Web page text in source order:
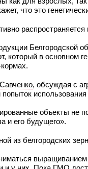
что это
Белгородской
который в основном
, обсуждая с
попыток
объекты не
и его будущего».
из белгородских